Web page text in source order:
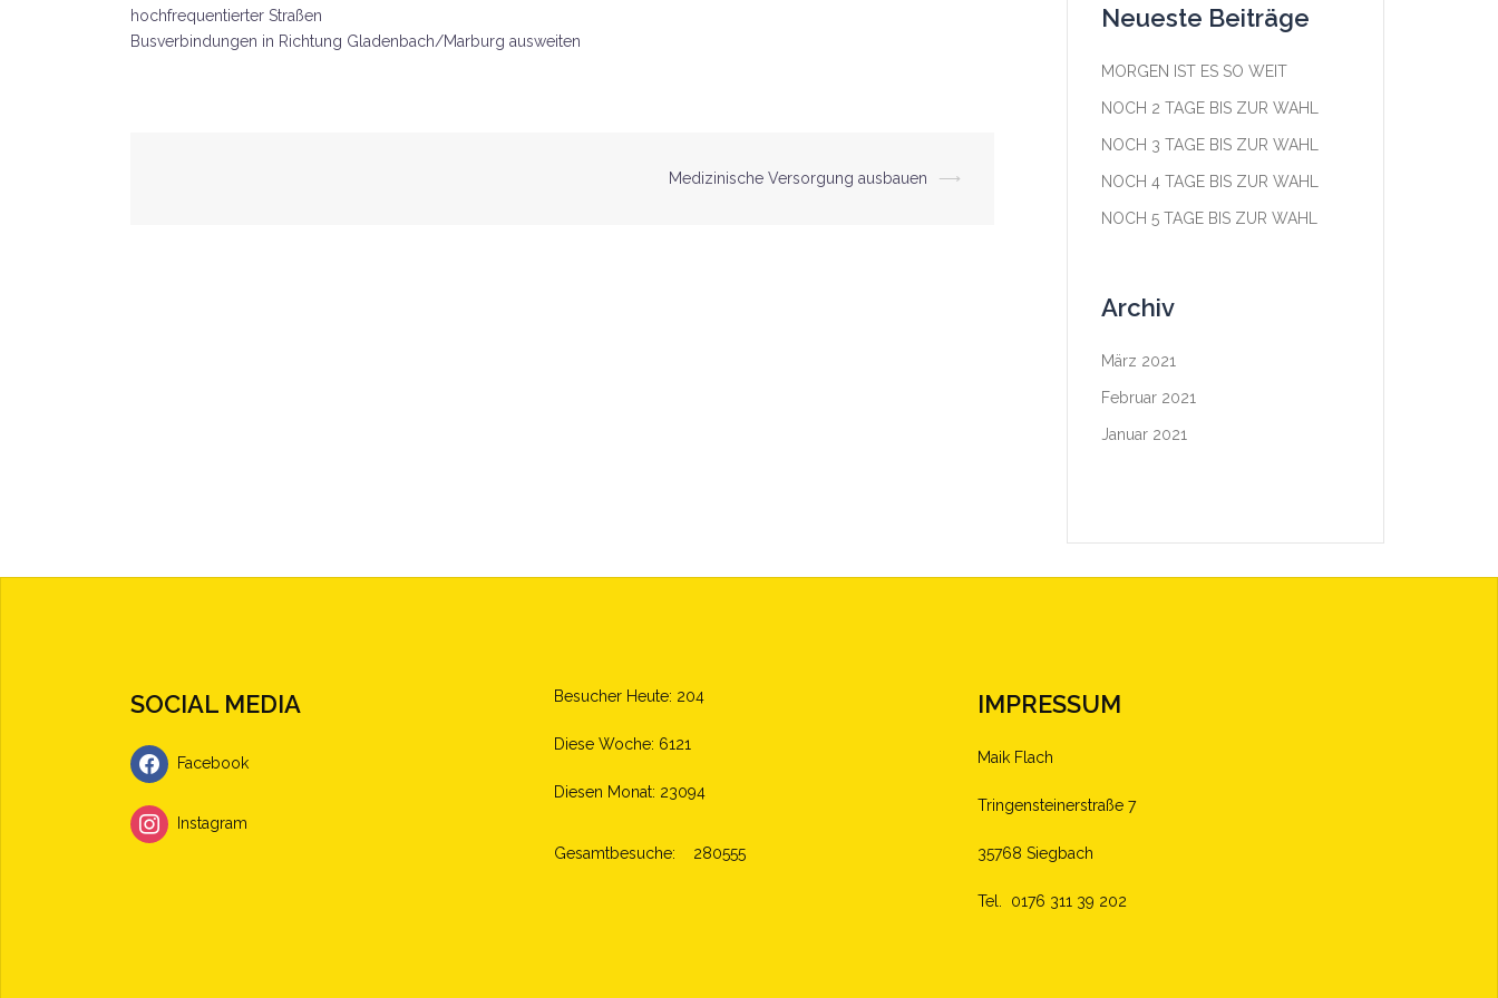
hochfrequentierter Straßen
Busverbindungen in Richtung Gladenbach/Marburg ausweiten
Medizinische Versorgung ausbauen ⟶
Neueste Beiträge
MORGEN IST ES SO WEIT
NOCH 2 TAGE BIS ZUR WAHL
NOCH 3 TAGE BIS ZUR WAHL
NOCH 4 TAGE BIS ZUR WAHL
NOCH 5 TAGE BIS ZUR WAHL
Archiv
März 2021
Februar 2021
Januar 2021
SOCIAL MEDIA
Facebook
Instagram
Besucher Heute: 204
Diese Woche: 6121
Diesen Monat: 23094
Gesamtbesuche: 280555
IMPRESSUM
Maik Flach
Tringensteinerstraße 7
35768 Siegbach
Tel. 0176 311 39 202